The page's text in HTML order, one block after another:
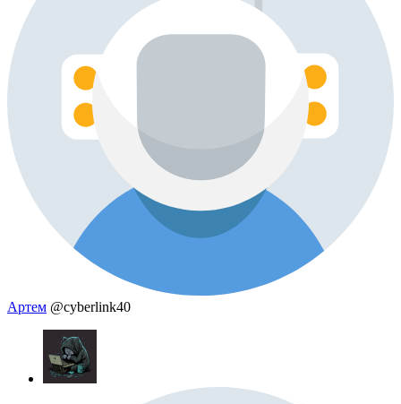
Артем @cyberlink40